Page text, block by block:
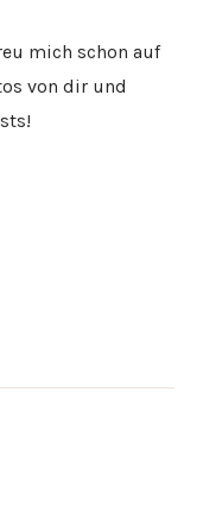
mich schon auf
von dir und